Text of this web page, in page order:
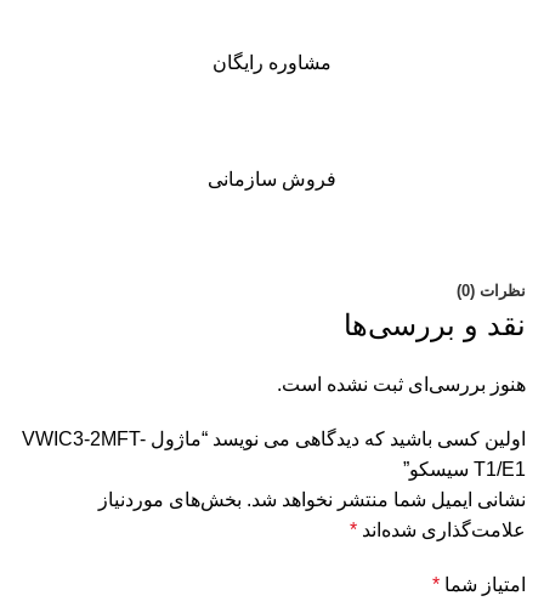
مشاوره رایگان
فروش سازمانی
نظرات (0)
نقد و بررسی‌ها
هنوز بررسی‌ای ثبت نشده است.
اولین کسی باشید که دیدگاهی می نویسد “ماژول VWIC3-2MFT-
T1/E1 سیسکو”
نشانی ایمیل شما منتشر نخواهد شد. بخش‌های موردنیاز
علامت‌گذاری شده‌اند *
امتیاز شما *